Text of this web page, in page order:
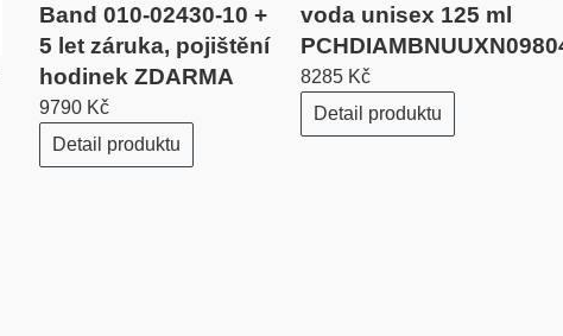
Band 010-02430-10 +
5 let záruka, pojištění
hodinek ZDARMA
9790 Kč
Detail produktu
voda unisex 125 ml
8285 Kč
Detail produktu